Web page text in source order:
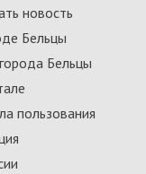
новость
Бельцы
Бельцы
пользования